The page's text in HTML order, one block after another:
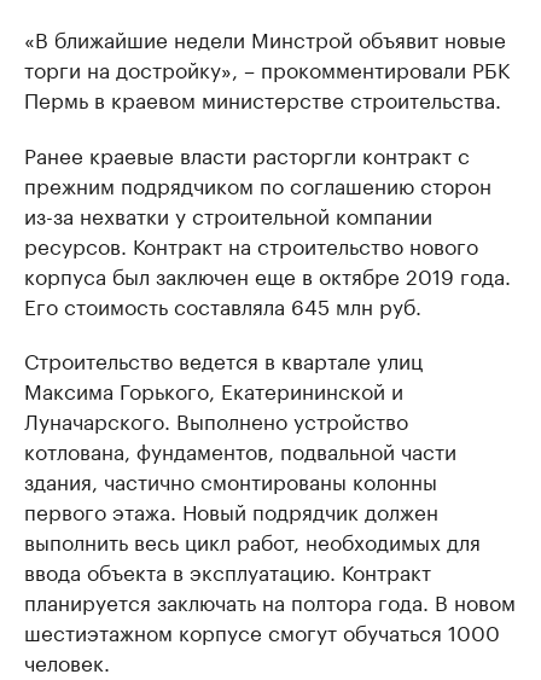
«В ближайшие недели Минстрой объявит новые
торги на достройку», – прокомментировали РБК
Пермь в краевом министерстве строительства.
Ранее краевые власти расторгли контракт с
прежним подрядчиком по соглашению сторон
из-за нехватки у строительной компании
ресурсов. Контракт на строительство нового
корпуса был заключен еще в октябре 2019 года.
Его стоимость составляла 645 млн руб.
Строительство ведется в квартале улиц
Максима Горького, Екатерининской и
Луначарского. Выполнено устройство
котлована, фундаментов, подвальной части
здания, частично смонтированы колонны
первого этажа. Новый подрядчик должен
выполнить весь цикл работ, необходимых для
ввода объекта в эксплуатацию. Контракт
планируется заключать на полтора года. В новом
шестиэтажном корпусе смогут обучаться 1000
человек.